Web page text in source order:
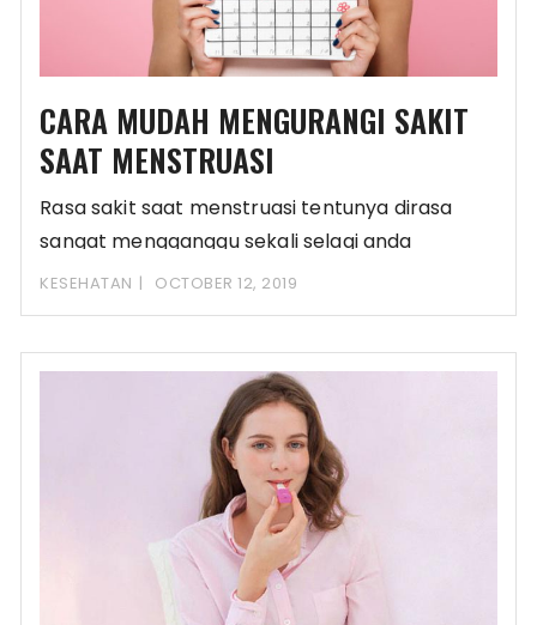
CARA MUDAH MENGURANGI SAKIT
SAAT MENSTRUASI
Rasa sakit saat menstruasi tentunya dirasa
sangat mengganggu sekali selagi anda
melakukan berbagai aktivitas sehari-hari.
KESEHATAN OCTOBER 12, 2019